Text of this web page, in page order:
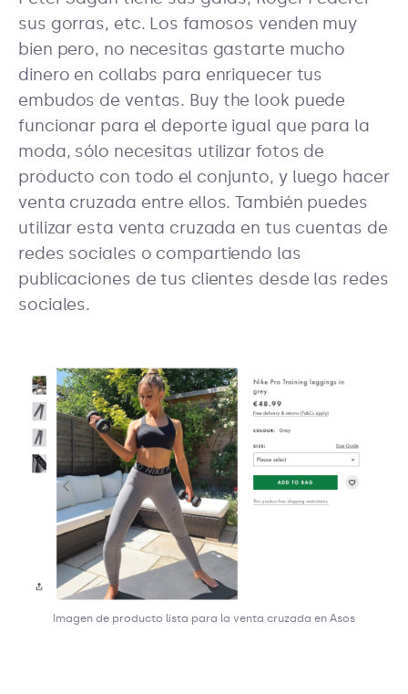
sus gorras, etc. Los famosos venden muy
bien pero, no necesitas gastarte mucho
dinero en collabs para enriquecer tus
embudos de ventas. Buy the look puede
funcionar para el deporte igual que para la
moda, sólo necesitas utilizar fotos de
producto con todo el conjunto, y luego hacer
venta cruzada entre ellos. También puedes
utilizar esta venta cruzada en tus cuentas de
redes sociales o compartiendo las
publicaciones de tus clientes desde las redes
sociales.
Imagen de producto lista para la venta cruzada en Asos